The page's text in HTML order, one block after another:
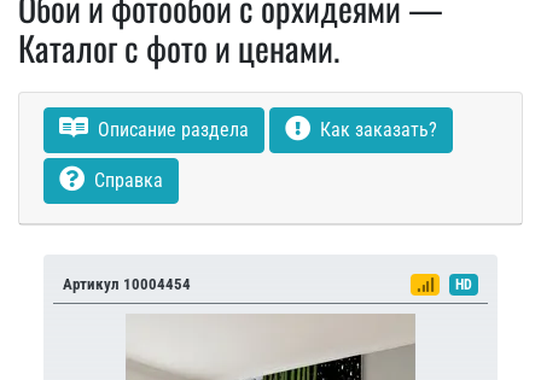
Каталог с фото и ценами.
Описание раздела Как заказать?
Справка
Артикул 10004454 HD